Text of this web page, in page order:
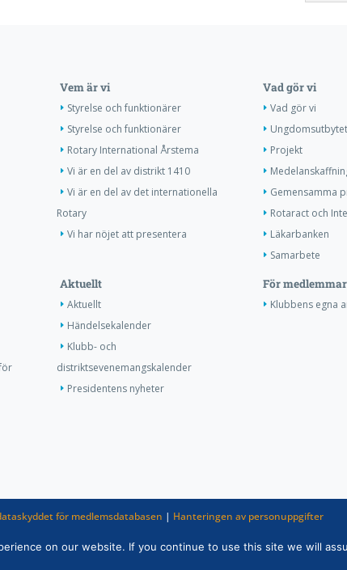
Vem är vi
Styrelse och funktionärer
Styrelse och funktionärer
Rotary International Årstema
Vi är en del av distrikt 1410
Vi är en del av det internationella
Rotary
Vi har nöjet att presentera
Vad gör vi
Vad gör vi
Ungdomsutbytet
Projekt
Gemensamma
Rotaract och
Läkarbanken
Samarbete
Aktuellt
Aktuellt
Händelsekalender
Klubb- och
distriktsevenemangskalender
Presidentens nyheter
För medlemmar
Klubbens egna
för medlemsdatabasen | Hanteringen av personuppgifter
on our website. If you continue to use this site we will